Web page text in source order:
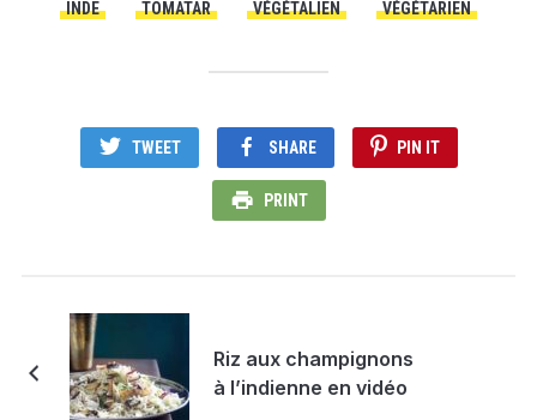
INDE TOMATAR VÉGÉTALIEN VÉGÉTARIEN
TWEET SHARE PIN IT
PRINT
Riz aux champignons
à l’indienne en vidéo